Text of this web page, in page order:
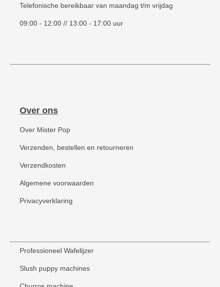
Telefonische bereikbaar van maandag t/m vrijdag
09:00 - 12:00 // 13:00 - 17:00 uur
Over ons
Over Mister Pop
Verzenden, bestellen en retourneren
Verzendkosten
Algemene voorwaarden
Privacyverklaring
Professioneel Wafelijzer
Slush puppy machines